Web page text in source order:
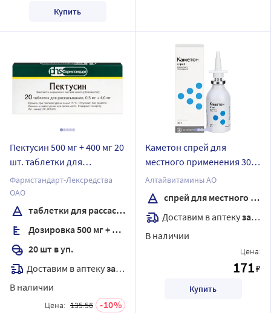
Купить
Пектусин 500 мг + 400 мг 20
шт. таблетки для
рассасывания
Фармстандарт-Лексредства
ОАО
таблетки для рассасывания
Дозировка 500 мг + 400 мг
20 шт в уп.
Доставим в аптекузавтра
В наличии
Цена: 135.56 10
Каметон спрей для
местного применения 30
гр
Алтайвитамины АО
спрей для местного применения
Доставим в аптекузавтра
В наличии
Цена:
171₽
Купить